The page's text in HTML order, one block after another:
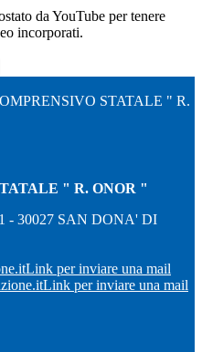
da YouTube per tenere
incorporati.
STATALE " R.
" R. ONOR "
- 30027 SAN DONA' DI
Link per inviare una mail
Link per inviare una mail